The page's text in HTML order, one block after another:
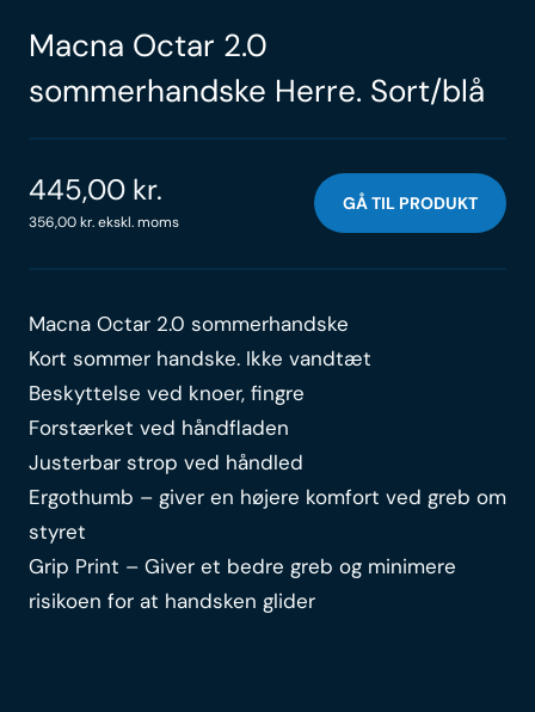
Macna Octar 2.0
sommerhandske Herre. Sort/blå
445,00 kr.
356,00kr.ekskl. moms
GÅ TIL PRODUKT
Macna Octar 2.0 sommerhandske
Kort sommer handske. Ikke vandtæt
Beskyttelse ved knoer, fingre
Forstærket ved håndfladen
Justerbar strop ved håndled
Ergothumb – giver en højere komfort ved greb om
styret
Grip Print – Giver et bedre greb og minimere
risikoen for at handsken glider